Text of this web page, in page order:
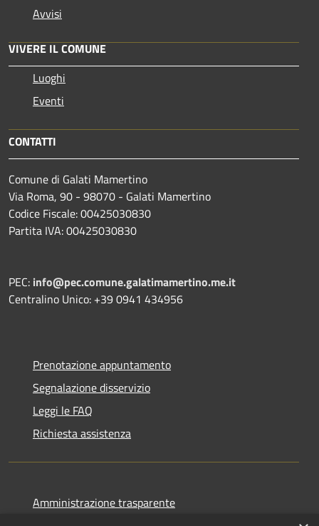
Avvisi
VIVERE IL COMUNE
Luoghi
Eventi
CONTATTI
Comune di Galati Mamertino
Via Roma, 90 - 98070 - Galati Mamertino
Codice Fiscale: 00425030830
Partita IVA: 00425030830
PEC: info@pec.comune.galatimamertino.me.it
Centralino Unico: +39 0941 434956
Prenotazione appuntamento
Segnalazione disservizio
Leggi le FAQ
Richiesta assistenza
Amministrazione trasparente